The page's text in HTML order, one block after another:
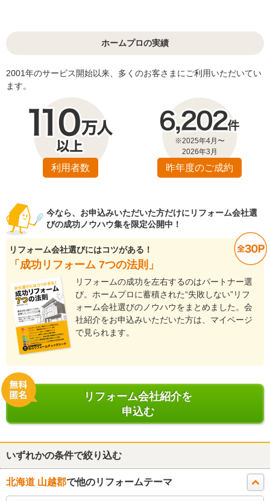
ホームプロの実績
2001年のサービス開始以来、多くのお客さまにご利用いただいてい
ます。
利用者数
※2025年4月〜
2026年3月
昨年度のご成約
今なら、お申込みいただいた方だけにリフォーム会社選
びの成功ノウハウ集を限定公開中！
リフォーム会社選びにはコツがある！
「成功リフォーム 7つの法則」
リフォームの成功を左右するのはパートナー選
び。ホームプロに蓄積された“失敗しない”リフ
ォーム会社選びのノウハウをまとめました。会
社紹介をお申込みいただいた方は、マイページ
で見られます。
リフォーム会社紹介を
申込む
いずれかの条件で絞り込む
北海道 山越郡で他のリフォームテーマ